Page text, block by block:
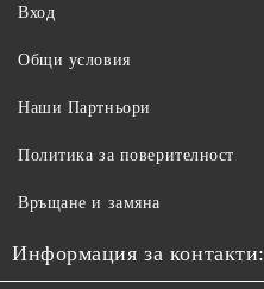
Вход
Общи условия
Наши Партньори
Политика за поверителност
Връщане и замяна
Информация за контакти: